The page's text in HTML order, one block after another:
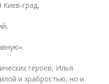
град,
героев, Илья
и храбростью, но и